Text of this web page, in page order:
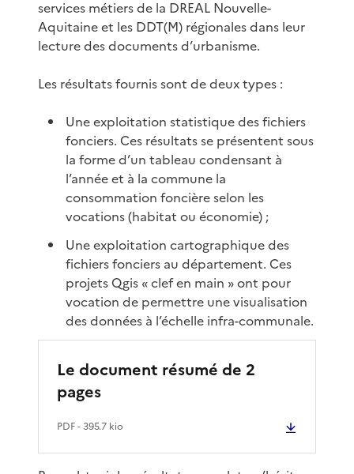
services métiers de la DREAL Nouvelle-
Aquitaine et les DDT(M) régionales dans leur
lecture des documents d’urbanisme.
Les résultats fournis sont de deux types :
Une exploitation statistique des fichiers
fonciers. Ces résultats se présentent sous
la forme d’un tableau condensant à
l’année et à la commune la
consommation foncière selon les
vocations (habitat ou économie) ;
Une exploitation cartographique des
fichiers fonciers au département. Ces
projets Qgis « clef en main » ont pour
vocation de permettre une visualisation
des données à l’échelle infra-communale.
Le document résumé de 2
pages
PDF- 395.7 kio